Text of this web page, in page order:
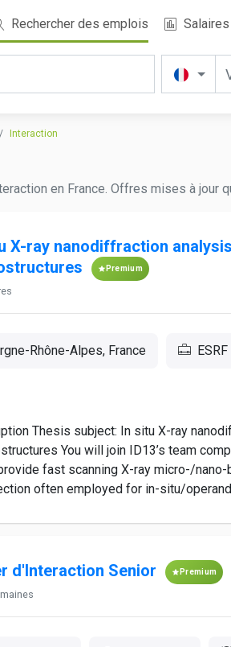
Rechercher des emplois Salaires
Interaction
en France. Offres mises à jour
X-ray nanodiffraction
Premium
Rhône-Alpes, France
Thesis subject: In situ X-ray
You will join ID13’s team
fast scanning X-ray micro-/
often employed for in-situ/
d'Interaction Senior Premium